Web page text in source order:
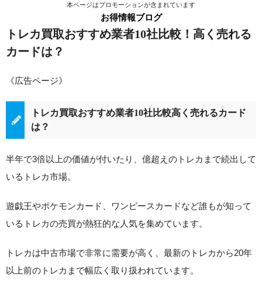
本ページはプロモーションが含まれています
お得情報ブログ
トレカ買取おすすめ業者10社比較！高く売れる
カードは？
《広告ページ》
トレカ買取おすすめ業者10社比較高く売れるカード
は？
半年で3倍以上の価値が付いたり、億超えのトレカまで続出して
いるトレカ市場。
遊戯王やポケモンカード、ワンピースカードなど誰もが知って
いるトレカの売買が熱狂的な人気を集めています。
トレカは中古市場で非常に需要が高く、最新のトレカから20年
以上前のトレカまで幅広く取り扱われています。